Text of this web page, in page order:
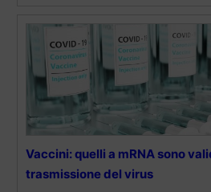
Vaccini: quelli a mRNA sono
trasmissione del virus